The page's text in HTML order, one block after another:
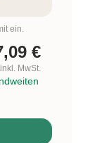
ein.
€
inkl. MwSt.